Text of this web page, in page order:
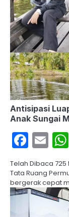
Antisipasi
Anak Sungai
Telah Dibaca
Tata Ruang
bergerak cepat